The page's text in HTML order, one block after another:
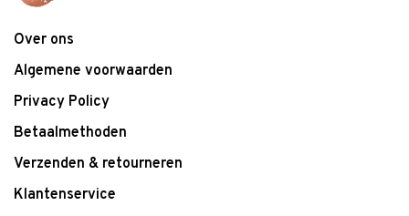
Over ons
Algemene voorwaarden
Privacy Policy
Betaalmethoden
Verzenden & retourneren
Klantenservice